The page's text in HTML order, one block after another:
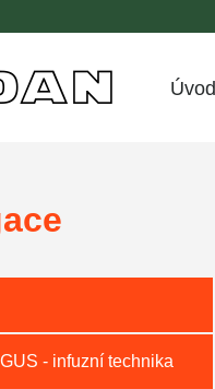
Úvod
- infuzní technika